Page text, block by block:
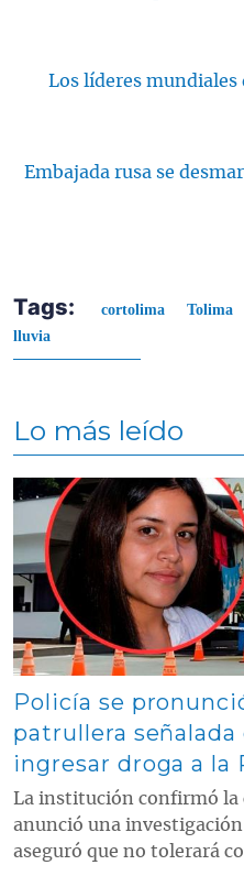
Los líderes mundiales
Embajada rusa se
Tags: cortolima Tolima
lluvia
Lo más leído
Contenido multimedia principal
Policía se
patrullera
ingresar droga a
La institución confirmó
anunció una
aseguró que no tolerará